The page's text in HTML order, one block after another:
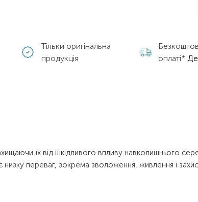
Тільки оригінальна
продукція
оплаті*
їх від шкідливого впливу навколишнього
низку переваг, зокрема зволоження, живлення і